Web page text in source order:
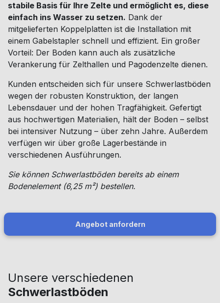
stabile Basis für Ihre Zelte und ermöglicht es, diese
einfach ins Wasser zu setzen. Dank der
mitgelieferten Koppelplatten ist die Installation mit
einem Gabelstapler schnell und effizient. Ein großer
Vorteil: Der Boden kann auch als zusätzliche
Verankerung für Zelthallen und Pagodenzelte dienen.
Kunden entscheiden sich für unsere Schwerlastböden
wegen der robusten Konstruktion, der langen
Lebensdauer und der hohen Tragfähigkeit. Gefertigt
aus hochwertigen Materialien, hält der Boden – selbst
bei intensiver Nutzung – über zehn Jahre. Außerdem
verfügen wir über große Lagerbestände in
verschiedenen Ausführungen.
Sie können Schwerlastböden bereits ab einem
Bodenelement (6,25 m²) bestellen.
Angebot anfordern
Unsere verschiedenen
Schwerlastböden